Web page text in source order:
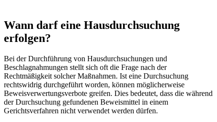
Wann darf eine Hausdurchsuchung
erfolgen?
Bei der Durchführung von Hausdurchsuchungen und
Beschlagnahmungen stellt sich oft die Frage nach der
Rechtmäßigkeit solcher Maßnahmen. Ist eine Durchsuchung
rechtswidrig durchgeführt worden, können möglicherweise
Beweisverwertungsverbote greifen. Dies bedeutet, dass die während
der Durchsuchung gefundenen Beweismittel in einem
Gerichtsverfahren nicht verwendet werden dürfen.